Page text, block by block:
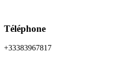
Téléphone
+33383967817